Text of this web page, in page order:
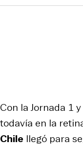
Con la Jornada 1
todavía en la
Chile llegó para